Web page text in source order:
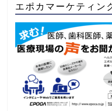
エポカマーケティン